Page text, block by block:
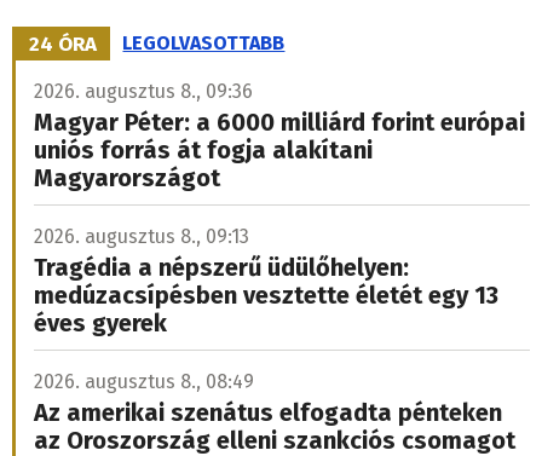
24 ÓRA LEGOLVASOTTABB
2026. augusztus 8., 09:36
Magyar Péter: a 6000 milliárd forint európai
uniós forrás át fogja alakítani
Magyarországot
2026. augusztus 8., 09:13
Tragédia a népszerű üdülőhelyen:
medúzacsípésben vesztette életét egy 13
éves gyerek
2026. augusztus 8., 08:49
Az amerikai szenátus elfogadta pénteken
az Oroszország elleni szankciós csomagot